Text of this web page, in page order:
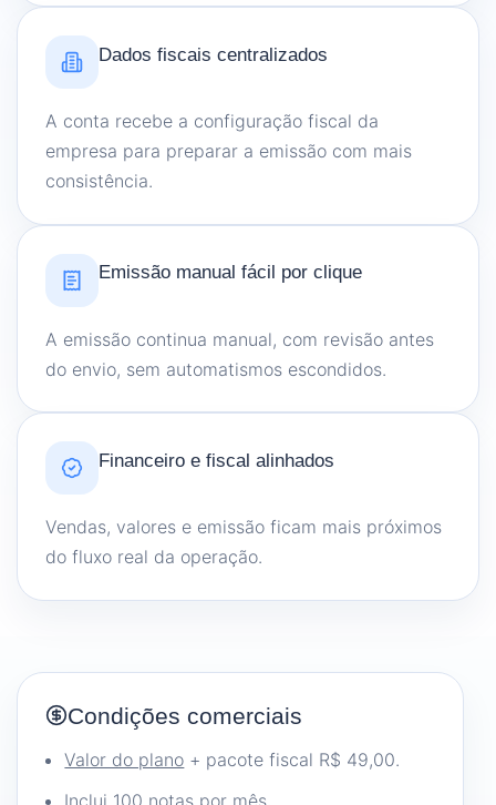
Dados fiscais centralizados
A conta recebe a configuração fiscal da
empresa para preparar a emissão com mais
consistência.
Emissão manual fácil por clique
A emissão continua manual, com revisão antes
do envio, sem automatismos escondidos.
Financeiro e fiscal alinhados
Vendas, valores e emissão ficam mais próximos
do fluxo real da operação.
Condições comerciais
Valor do plano + pacote fiscal R$ 49,00.
Inclui 100 notas por mês.